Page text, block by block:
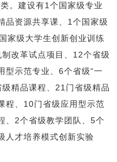
。建设有1个国家级专业
品资源共享课、1个国家级
家级大学生创新创业训练
改革试点项目、12个省级
型示范专业、6个省级“一
精品课程、21门省级精品
程、10门省级应用型示范
、2个省级教学团队、5个
人才培养模式创新实验